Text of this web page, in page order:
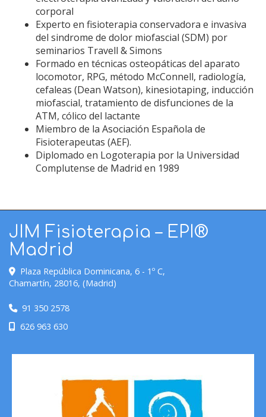
corporal
Experto en fisioterapia conservadora e invasiva
del sindrome de dolor miofascial (SDM) por
seminarios Travell & Simons
Formado en técnicas osteopáticas del aparato
locomotor, RPG, método McConnell, radiología,
cefaleas (Dean Watson), kinesiotaping, inducción
miofascial, tratamiento de disfunciones de la
ATM, cólico del lactante
Miembro de la Asociación Española de
Fisioterapeutas (AEF).
Diplomado en Logoterapia por la Universidad
Complutense de Madrid en 1989
JIM Fisioterapia – EPI®
Madrid
Plaza República Dominicana, 6 - 1º C,
Chamartín, 28016, (Madrid)
91 350 2578
626 963 630